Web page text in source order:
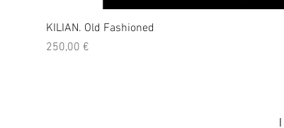
KILIAN. Old Fashioned
Prezzo
250,00 €